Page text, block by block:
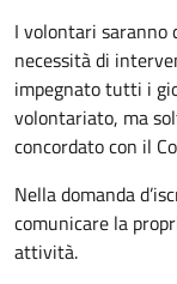
I volontari saranno
necessità di
impegnato tutti i
volontariato, ma
concordato con il
Nella domanda
comunicare la
attività.